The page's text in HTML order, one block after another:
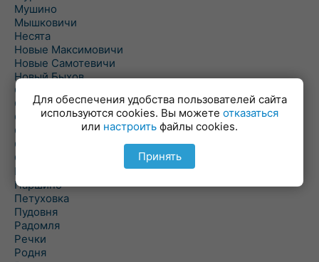
Мушино
Мышковичи
Несята
Новые Максимовичи
Новые Самотевичи
Новый Быхов
Овсянка
Ордать
Ореховка
Осиновка
Осиповичи
Осово
Павловичи
Паршино
Петуховка
Пудовня
Радомля
Речки
Родня
Для обеспечения удобства пользователей сайта
используются cookies. Вы можете отказаться
или настроить файлы cookies.
Принять